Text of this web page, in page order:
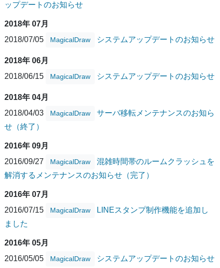
ップデートのお知らせ
2018年 07月
2018/07/05
MagicalDraw システムアップデートのお知らせ
2018年 06月
2018/06/15
MagicalDraw システムアップデートのお知らせ
2018年 04月
2018/04/03
MagicalDraw
サーバ移転メンテナンスのお知ら
せ（終了）
2016年 09月
2016/09/27
MagicalDraw
混雑時間帯のルームクラッシュを
解消するメンテナンスのお知らせ（完了）
2016年 07月
2016/07/15
MagicalDraw
LINEスタンプ制作機能を追加し
ました
2016年 05月
2016/05/05
MagicalDraw
システムアップデートのお知らせ